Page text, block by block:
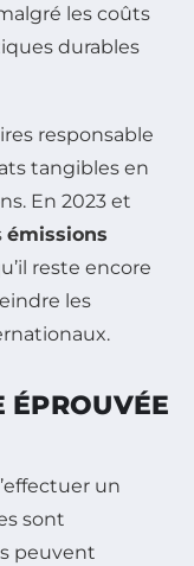
les coûts
durables
responsable
tangibles en
En 2023 et
émissions
reste encore
les
ÉPROUVÉE
un
sont
peuvent